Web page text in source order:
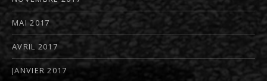
MAI 2017
AVRIL 2017
JANVIER 2017